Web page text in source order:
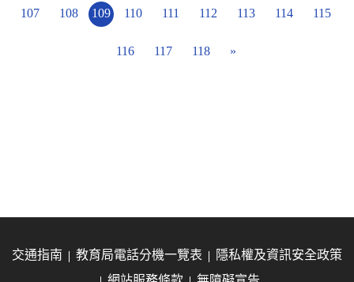
107 108 109 110 111 112 113 114 115
116 117 118 »
交通指南 教育局電話分機一覽表
隱私權及資訊安全政策